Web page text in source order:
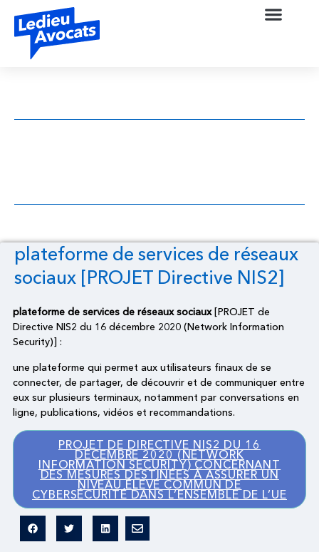
plateforme de services de réseaux
sociaux [PROJET Directive NIS2]
plateforme de services de réseaux sociaux[PROJET de
Directive NIS2 du 16 décembre 2020 (Network Information
Security)] :
une plateforme qui permet aux utilisateurs finaux de se
connecter, de partager, de découvrir et de communiquer entre
eux sur plusieurs terminaux, notamment par conversations en
ligne, publications, vidéos et recommandations.
PROJET DE DIRECTIVE NIS2 DU 16
DÉCEMBRE 2020 (NETWORK
INFORMATION SECURITY) CONCERNANT
DES MESURES DESTINÉES À ASSURER UN
NIVEAU ÉLEVÉ COMMUN DE
CYBERSÉCURITÉ DANS L’ENSEMBLE DE L’UE